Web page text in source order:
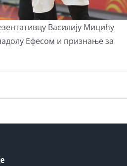
Василију Мицићу
Ефесом и признање за